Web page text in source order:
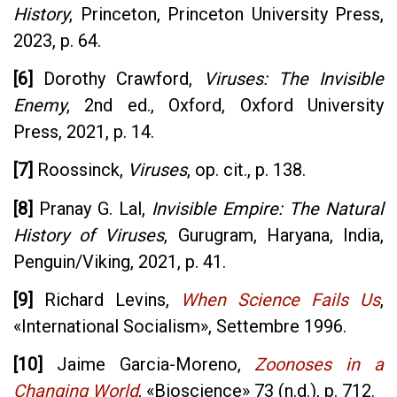
History, Princeton, Princeton University Press,
2023, p. 64.
[6]
Dorothy Crawford,
Viruses: The Invisible
Enemy, 2nd ed., Oxford, Oxford University
Press, 2021, p. 14.
[7] Roossinck, Viruses, op. cit., p. 138.
[8] Pranay G. Lal, Invisible Empire: The Natural
History of Viruses, Gurugram, Haryana, India,
Penguin/Viking, 2021, p. 41.
[9]
Richard Levins, When Science Fails Us,
«International Socialism», Settembre 1996.
[10]
Jaime Garcia-Moreno, Zoonoses in a
Changing World, «Bioscience» 73 (n.d.), p. 712.